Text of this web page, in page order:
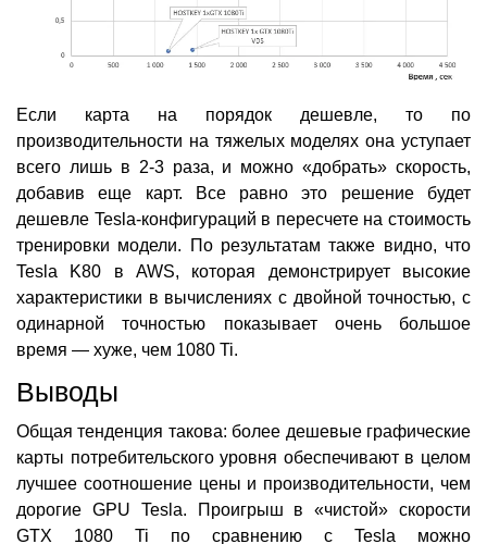
Если карта на порядок дешевле, то по
производительности на тяжелых моделях она уступает
всего лишь в 2-3 раза, и можно «добрать» скорость,
добавив еще карт. Все равно это решение будет
дешевле Tesla-конфигураций в пересчете на стоимость
тренировки модели. По результатам также видно, что
Tesla K80 в AWS, которая демонстрирует высокие
характеристики в вычислениях с двойной точностью, с
одинарной точностью показывает очень большое
время — хуже, чем 1080 Ti.
Выводы
Общая тенденция такова: более дешевые графические
карты потребительского уровня обеспечивают в целом
лучшее соотношение цены и производительности, чем
дорогие GPU Tesla. Проигрыш в «чистой» скорости
GTX 1080 Ti по сравнению с Tesla можно